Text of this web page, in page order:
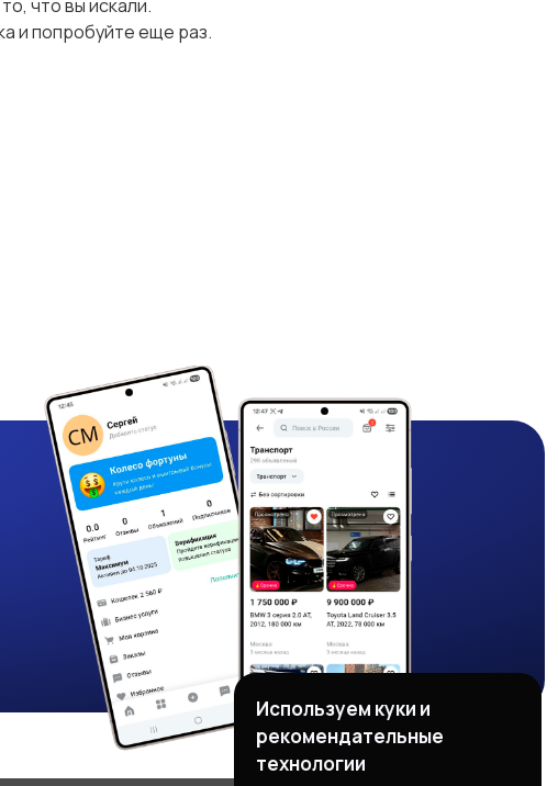
что вы искали.
и попробуйте еще раз.
Используем куки и
рекомендательные
технологии